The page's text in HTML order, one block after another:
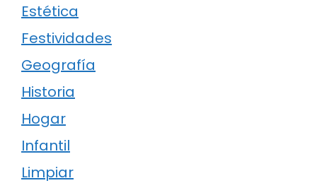
Estética
Festividades
Geografía
Historia
Hogar
Infantil
Limpiar